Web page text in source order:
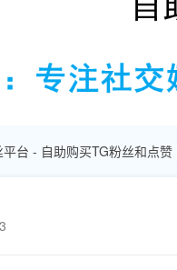
台 - 自助购买TG粉丝和点赞